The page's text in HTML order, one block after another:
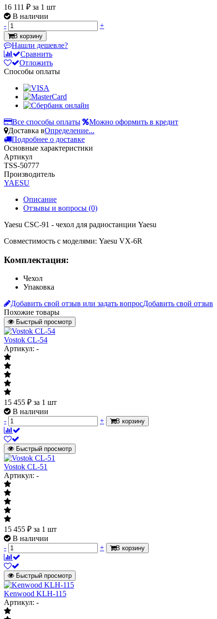
16 111 ₽ за 1 шт
В наличии
-
+
В корзину
Нашли дешевле?
Сравнить
Отложить
Способы оплаты
Все способы оплаты
Можно оформить в кредит
Доставка вОпределение...
Подробнее о доставке
Основные характеристики
Артикул
TSS-50777
Производитель
YAESU
Описание
Отзывы и вопросы (0)
Yaesu CSC-91 - чехол для радиостанции Yaesu
Совместимость с моделями: Yaesu VX-6R
Комплектация:
Чехол
Упаковка
Добавить свой отзыв или задать вопросДобавить свой отзыв
Похожие товары
Быстрый просмотр
Vostok CL-54
Артикул: -
15 455 ₽ за 1 шт
В наличии
-
+ В корзину
Быстрый просмотр
Vostok CL-51
Артикул: -
15 455 ₽ за 1 шт
В наличии
-
+ В корзину
Быстрый просмотр
Kenwood KLH-115
Артикул: -